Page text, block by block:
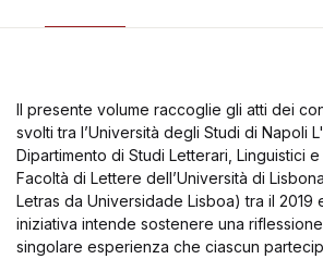
Il presente volume raccoglie gli atti dei
svolti tra l’Università degli Studi di Napoli
Dipartimento di Studi Letterari, Linguistici
Facoltà di Lettere dell’Università di
Letras da Universidade Lisboa) tra il 2019
iniziativa intende sostenere una
singolare esperienza che ciascun